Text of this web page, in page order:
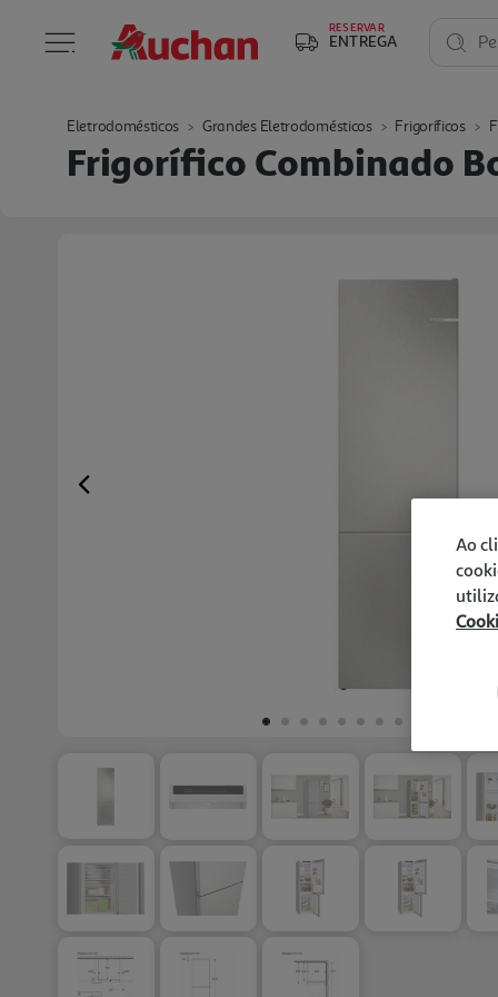
RESERVAR
ENTREGA
Eletrodomésticos Grandes Eletrodomésticos Frigoríficos
Frigorífico Combinado
Previous
Ao